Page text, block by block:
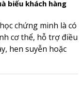
biếu khách hàng
chứng minh là có
cơ thể, hỗ trợ điều
hen suyễn hoặc